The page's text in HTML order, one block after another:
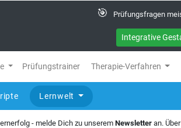
🎯 Prüfungsfragen
Integrative
Prüfungstrainer Therapie-Verfahren
Lernwelt
- melde Dich zu unserem Newsletteran.